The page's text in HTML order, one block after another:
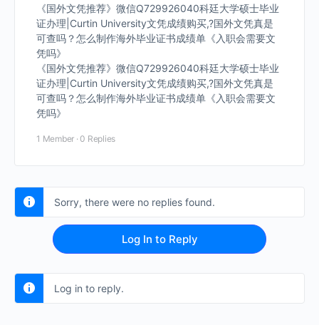
《国外文凭推荐》微信Q729926040科廷大学硕士毕业
证办理|Curtin University文凭成绩购买,?国外文凭真是
可查吗？怎么制作海外毕业证书成绩单《入职会需要文
凭吗》
《国外文凭推荐》微信Q729926040科廷大学硕士毕业
证办理|Curtin University文凭成绩购买,?国外文凭真是
可查吗？怎么制作海外毕业证书成绩单《入职会需要文
凭吗》
1 Member · 0 Replies
Sorry, there were no replies found.
Log In to Reply
Log in to reply.